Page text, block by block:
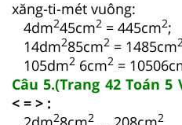
xăng-ti-mét vuông:
4dm245cm2 = 445cm2;
14dm285cm2 = 1485cm
105dm2 6cm2 =
Câu 5.(Trang 42 Toán 5
< = > :
2 2 2